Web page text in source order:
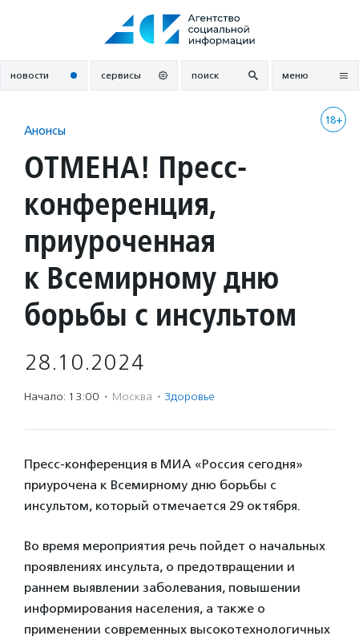
новости сервисы поиск меню
18+
Анонсы
ОТМЕНА! Пресс-
конференция,
приуроченная
к Всемирному дню
борьбы с инсультом
28.10.2024
Начало: 13:00 · Москва · Здоровье
Пресс-конференция в МИА «Россия сегодня»
приурочена к Всемирному дню борьбы с
инсультом, который отмечается 29 октября.
Во время мероприятия речь пойдет о начальных
проявлениях инсульта, о предотвращении и
раннем выявлении заболевания, повышении
информирования населения, а также о
применении современных высокотехнологичных